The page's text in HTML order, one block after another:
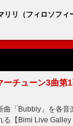
リリ（フィロソフ
ーチューン3曲第
「Bubbly」を各
る【Bimi Live